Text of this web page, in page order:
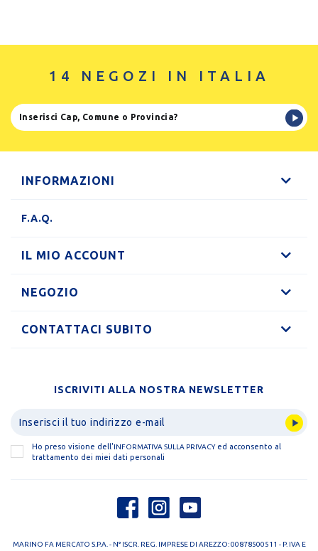
14 NEGOZI IN ITALIA
INFORMAZIONI
F.A.Q.
IL MIO ACCOUNT
NEGOZIO
CONTATTACI SUBITO
ISCRIVITI ALLA NOSTRA NEWSLETTER
Ho preso visione dell'INFORMATIVA SULLA PRIVACYed acconsento al
trattamento dei miei dati personali
MARINO FA MERCATO S.P.A. - N° ISCR. REG. IMPRESE DI AREZZO: 00878500511 - P. IVA E